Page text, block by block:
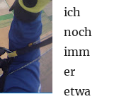
ich
noch
imm
er
etwa